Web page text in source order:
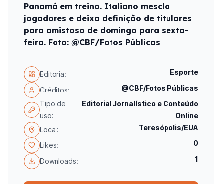
Panamá em treino. Italiano mescla
jogadores e deixa definição de titulares
para amistoso de domingo para sexta-
feira. Foto: @CBF/Fotos Públicas
Editoria: Esporte
Créditos:
@CBF/Fotos Públicas
Tipo de
uso:
Editorial Jornalístico e Conteúdo
Online
Local:
Teresópolis/EUA
Likes: 0
Downloads: 1